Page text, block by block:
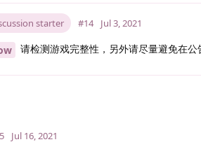
starter #14 Jul 3, 2021
请检测游戏完整性，另外请尽量避免在
Jul 16, 2021